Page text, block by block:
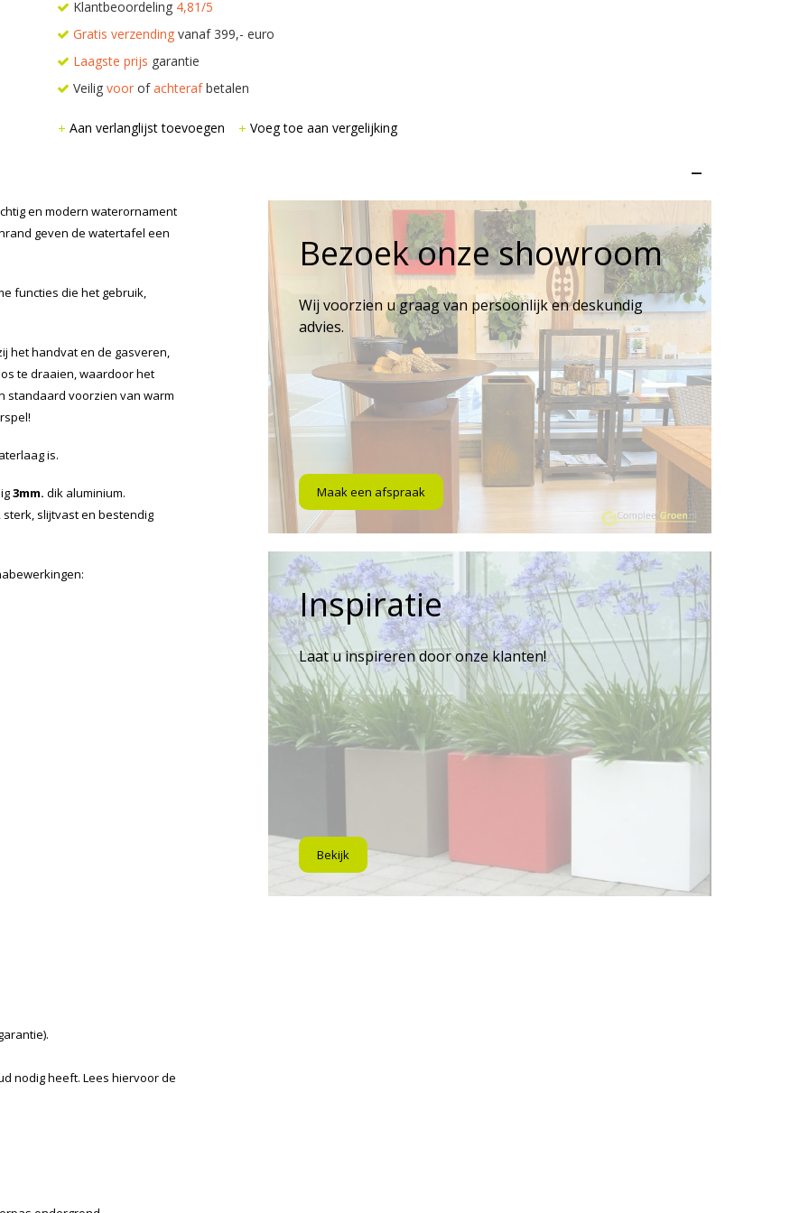
Klantbeoordeling 4,81/5
Gratis verzendingvanaf 399,- euro
Laagste prijs garantie
Veilig voorofachterafbetalen
Aan verlanglijst toevoegen Voeg toe aan vergelijking
–
en modern waterornament
geven de watertafel een
functies die het gebruik,
het handvat en de gasveren,
te draaien, waardoor het
standaard voorzien van warm
is.
3mm. dik aluminium.
sterk, slijtvast en bestendig
nodig heeft. Lees hiervoor de
Bezoek onze showroom
Wij voorzien u graag van persoonlijk en deskundig
advies.
Maak een afspraak
Inspiratie
Laat u inspireren door onze klanten!
Bekijk